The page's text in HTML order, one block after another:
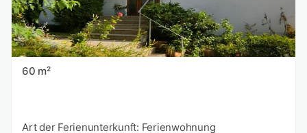
60 m²
Art der Ferienunterkunft: Ferienwohnung